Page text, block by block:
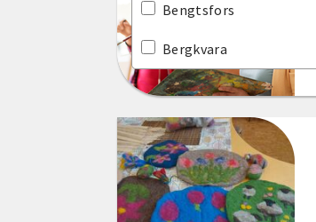
Norrbottens län
Skåne län
Stockholms län
Södermanlands län
Bengtsfors
Bergkvara
Bjuv
Bodafors
Boden
Bohus